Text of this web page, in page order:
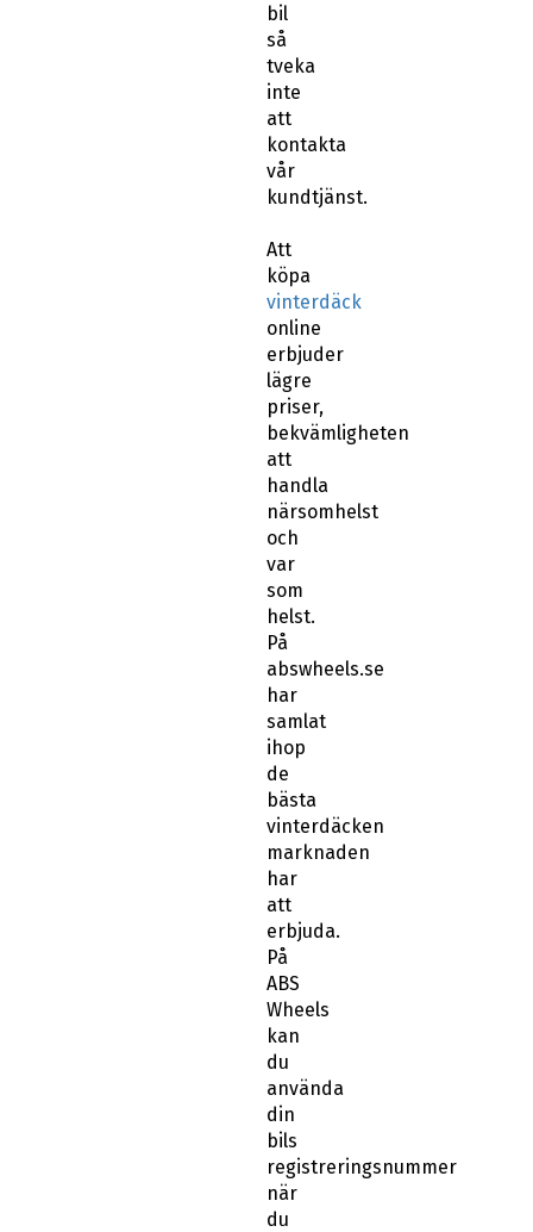
bil
så
tveka
inte
att
kontakta
vår
kundtjänst.
Att
köpa
vinterdäck
online
erbjuder
lägre
priser,
bekvämligheten
att
handla
närsomhelst
och
var
som
helst.
På
abswheels.se
har
samlat
ihop
de
bästa
vinterdäcken
marknaden
har
att
erbjuda.
På
ABS
Wheels
kan
du
använda
din
bils
registreringsnummer
när
du